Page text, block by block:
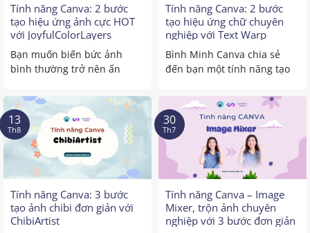
Tính năng Canva: 2 bước
tạo hiệu ứng ảnh cực HOT
với JoyfulColorLayers
Bạn muốn biến bức ảnh
bình thường trở nên ấn
Tính năng Canva: 2 bước
tạo hiệu ứng chữ chuyên
nghiệp với Text Warp
Bình Minh Canva chia sẻ
đến bạn một tính năng tạo
Tính năng Canva: 3 bước
tạo ảnh chibi đơn giản với
ChibiArtist
13
Th8
Tính năng Canva – Image
Mixer, trộn ảnh chuyên
nghiệp với 3 bước đơn giản
30
Th7